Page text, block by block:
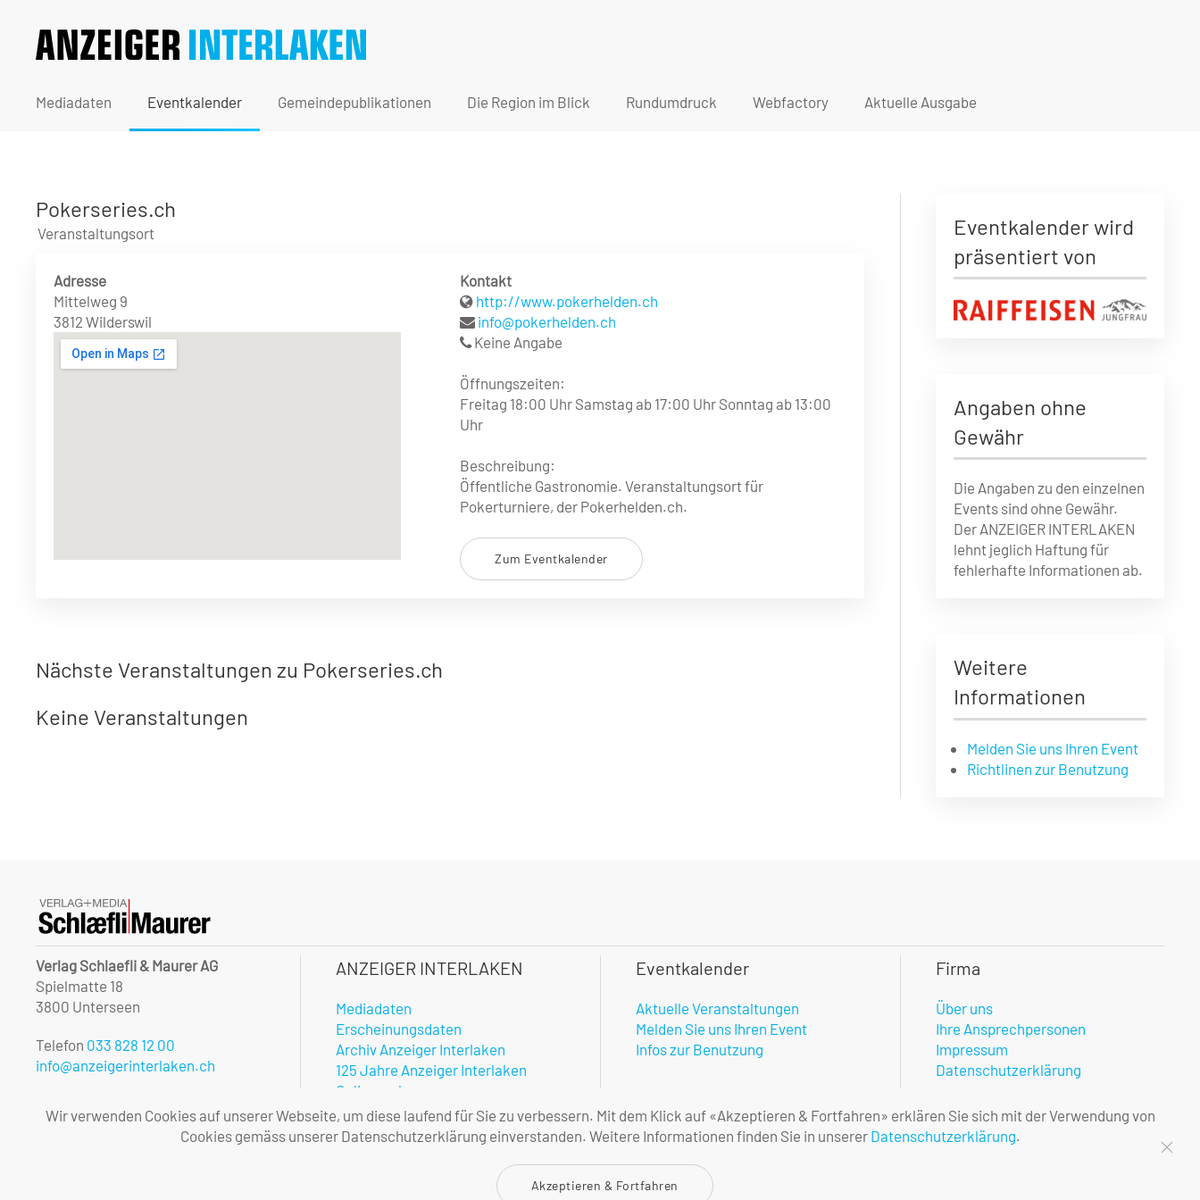
Mediadaten Eventkalender Gemeindepublikationen Die Region im Blick Rundumdruck Webfactory Aktuelle Ausgabe
Pokerseries.ch
Veranstaltungsort
Adresse
Mittelweg 9
3812 Wilderswil
Kontakt
http://www.pokerhelden.ch
info@pokerhelden.ch
Keine Angabe
Öffnungszeiten:
Freitag 18:00 Uhr Samstag ab 17:00 Uhr Sonntag ab 13:00
Uhr
Beschreibung:
Öffentliche Gastronomie. Veranstaltungsort für
Pokerturniere, der Pokerhelden.ch.
Zum Eventkalender
Nächste Veranstaltungen zu Pokerseries.ch
Keine Veranstaltungen
Eventkalender wird
präsentiert von
Angaben ohne
Gewähr
Die Angaben zu den einzelnen
Events sind ohne Gewähr.
Der ANZEIGER INTERLAKEN
lehnt jeglich Haftung für
fehlerhafte Informationen ab.
Weitere
Informationen
Melden Sie uns Ihren Event
Richtlinen zur Benutzung
Verlag Schlaefli & Maurer AG
Spielmatte 18
3800 Unterseen
Telefon 033 828 12 00
info@anzeigerinterlaken.ch
Montag – Freitag
08.00 – 12.00 und 13.30 – 17.00 Uhr
ANZEIGER INTERLAKEN
Mediadaten
Erscheinungsdaten
Archiv Anzeiger Interlaken
125 Jahre Anzeiger Interlaken
Onlinerechner
Notfalldienste
Vorteile amtlicher Anzeiger
Eventkalender
Aktuelle Veranstaltungen
Melden Sie uns Ihren Event
Infos zur Benutzung
Firma
Über uns
Ihre Ansprechpersonen
Impressum
Datenschutzerklärung
Wir verwenden Cookies auf unserer Webseite, um diese laufend für Sie zu verbessern. Mit dem Klick auf «Akzeptieren & Fortfahren» erklären Sie sich mit der Verwendung von
Cookies gemäss unserer Datenschutzerklärung einverstanden. Weitere Informationen finden Sie in unserer Datenschutzerklärung.
Akzeptieren & Fortfahren